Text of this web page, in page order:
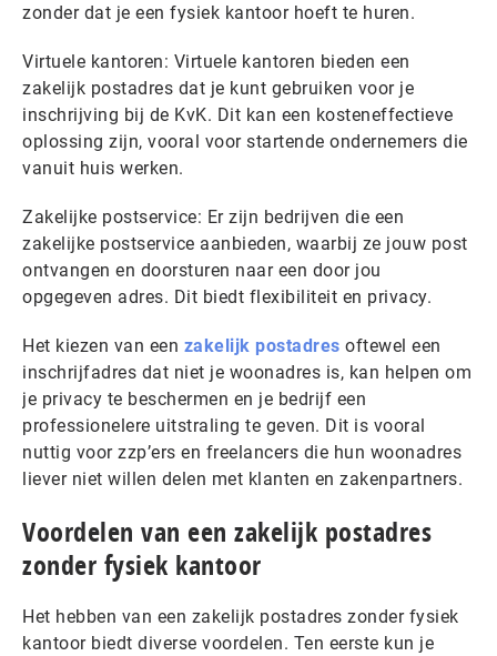
zonder dat je een fysiek kantoor hoeft te huren.
Virtuele kantoren: Virtuele kantoren bieden een
zakelijk postadres dat je kunt gebruiken voor je
inschrijving bij de KvK. Dit kan een kosteneffectieve
oplossing zijn, vooral voor startende ondernemers die
vanuit huis werken.
Zakelijke postservice: Er zijn bedrijven die een
zakelijke postservice aanbieden, waarbij ze jouw post
ontvangen en doorsturen naar een door jou
opgegeven adres. Dit biedt flexibiliteit en privacy.
Het kiezen van een zakelijk postadres oftewel een
inschrijfadres dat niet je woonadres is, kan helpen om
je privacy te beschermen en je bedrijf een
professionelere uitstraling te geven. Dit is vooral
nuttig voor zzp’ers en freelancers die hun woonadres
liever niet willen delen met klanten en zakenpartners.
Voordelen van een zakelijk postadres
zonder fysiek kantoor
Het hebben van een zakelijk postadres zonder fysiek
kantoor biedt diverse voordelen. Ten eerste kun je